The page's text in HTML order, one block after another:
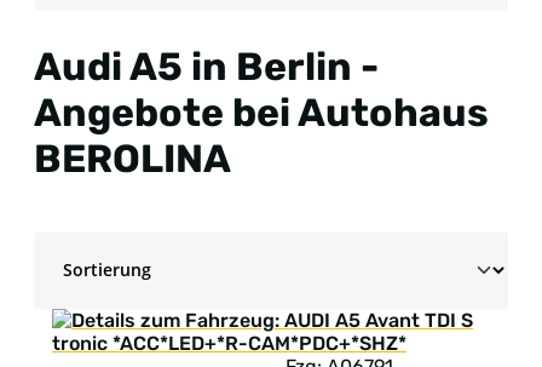
Audi A5 in Berlin -
Angebote bei Autohaus
BEROLINA